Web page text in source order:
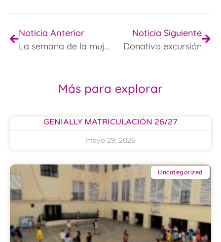
Noticia Anterior
La semana de la mujer científica
Noticia Siguiente
Donativo excursión
Más para explorar
GENIALLY MATRICULACIÓN 26/27
mayo 29, 2026
Uncategorized